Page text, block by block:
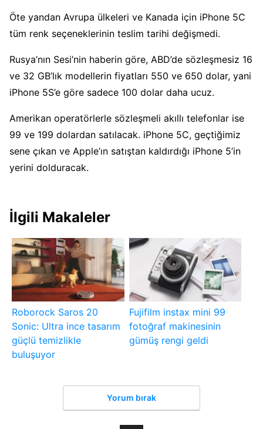
Öte yandan Avrupa ülkeleri ve Kanada için iPhone 5C
tüm renk seçeneklerinin teslim tarihi değişmedi.
Rusya’nın Sesi’nin haberin göre, ABD’de sözleşmesiz 16
ve 32 GB’lık modellerin fiyatları 550 ve 650 dolar, yani
iPhone 5S’e göre sadece 100 dolar daha ucuz.
Amerikan operatörlerle sözleşmeli akıllı telefonlar ise
99 ve 199 dolardan satılacak. iPhone 5C, geçtiğimiz
sene çıkan ve Apple’ın satıştan kaldırdığı iPhone 5’in
yerini dolduracak.
İlgili Makaleler
Roborock Saros 20
Sonic: Ultra ince tasarım
güçlü temizlikle
buluşuyor
Fujifilm instax mini 99
fotoğraf makinesinin
gümüş rengi geldi
Yorum bırak